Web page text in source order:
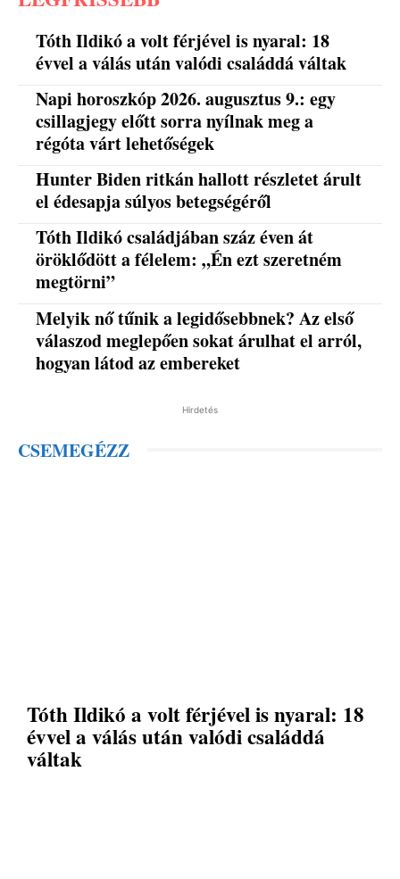
Tóth Ildikó a volt férjével is nyaral: 18
évvel a válás után valódi családdá váltak
Napi horoszkóp 2026. augusztus 9.: egy
csillagjegy előtt sorra nyílnak meg a
régóta várt lehetőségek
Hunter Biden ritkán hallott részletet árult
el édesapja súlyos betegségéről
Tóth Ildikó családjában száz éven át
öröklődött a félelem: „Én ezt szeretném
megtörni”
Melyik nő tűnik a legidősebbnek? Az első
válaszod meglepően sokat árulhat el arról,
hogyan látod az embereket
Hirdetés
CSEMEGÉZZ
Tóth Ildikó a volt férjével is nyaral: 18
évvel a válás után valódi családdá
váltak